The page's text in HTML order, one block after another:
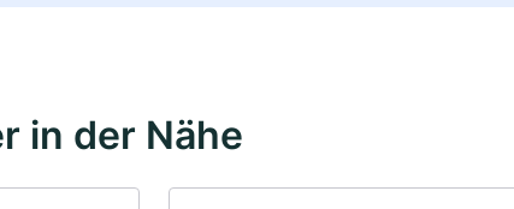
in der Nähe